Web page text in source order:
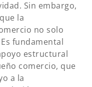
Sin embargo,
la
no solo
fundamental
estructural
comercio, que
a la